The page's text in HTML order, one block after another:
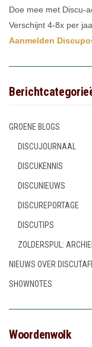
Doe mee met Discu-
Verschijnt 4-8x per
Aanmelden
GROENE BLOGS
DISCUJOURNAAL
DISCUKENNIS
DISCUNIEUWS
DISCUREPORTAGE
DISCUTIPS
ZOLDERSPUL:
NIEUWS OVER
SHOWNOTES
Woordenwolk